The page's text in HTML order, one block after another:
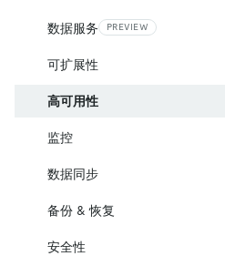
数据服务 PREVIEW
可扩展性
高可用性
监控
数据同步
备份 & 恢复
安全性